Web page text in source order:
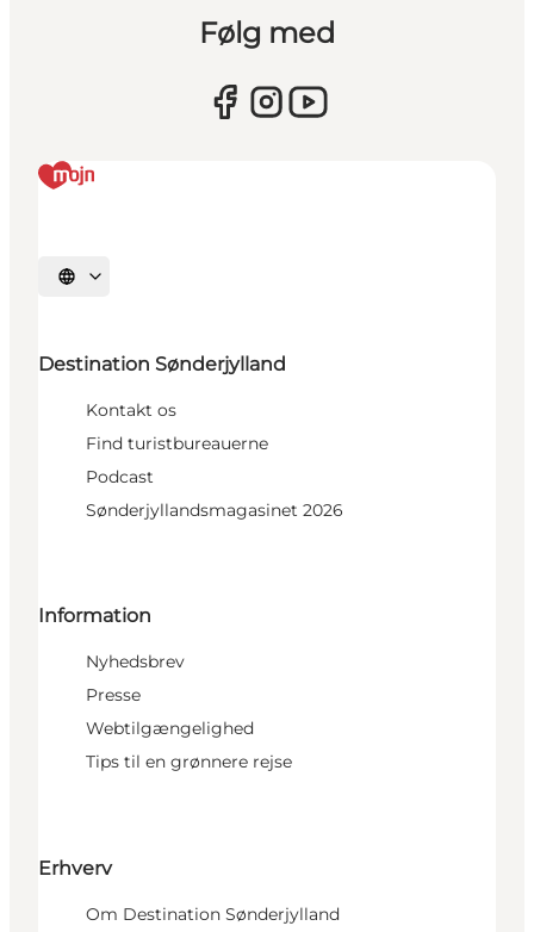
Følg med
Vælg sprog
Destination Sønderjylland
Kontakt os
Find turistbureauerne
Podcast
Sønderjyllandsmagasinet 2026
Information
Nyhedsbrev
Presse
Webtilgængelighed
Tips til en grønnere rejse
Erhverv
Om Destination Sønderjylland